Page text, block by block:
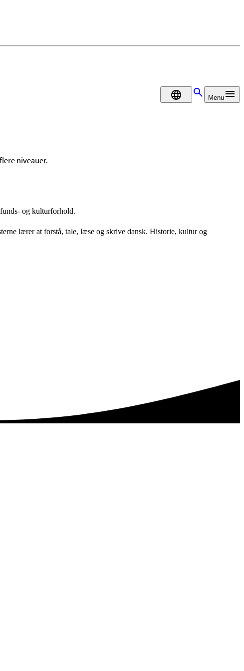
DA Menu
niveauer.
og kulturforhold.
lærer at forstå, tale, læse og skrive dansk. Historie, kultur og